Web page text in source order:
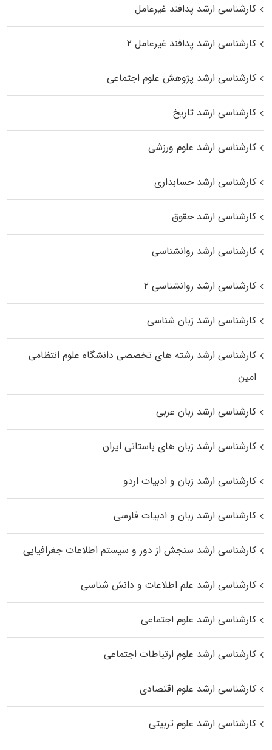
کارشناسی ارشد پدافند غیرعامل
کارشناسی ارشد پدافند غیرعامل ۲
کارشناسی ارشد پژوهش علوم اجتماعی
کارشناسی ارشد تاریخ
کارشناسی ارشد علوم ورزشی
کارشناسی ارشد حسابداری
کارشناسی ارشد حقوق
کارشناسی ارشد روانشناسی
کارشناسی ارشد روانشناسی ۲
کارشناسی ارشد زبان شناسی
کارشناسی ارشد رﺷﺘﻪ ﻫﺎی تخصصی داﻧﺸﮕﺎه ﻋﻠﻮم انتظامی
اﻣﻴﻦ
کارشناسی ارشد زبان عربی
کارشناسی ارشد زبان‌ های باستانی ایران
کارشناسی ارشد زبان و ادبیات اردو
کارشناسی ارشد زبان و ادبیات فارسی
کارشناسی ارشد سنجش از دور و سیستم اطلاعات جغرافیایی
کارشناسی ارشد علم اطلاعات و دانش شناسی
کارشناسی ارشد علوم اجتماعی
کارشناسی ارشد علوم ارتباطات اجتماعی
کارشناسی ارشد علوم اقتصادی
کارشناسی ارشد علوم تربیتی